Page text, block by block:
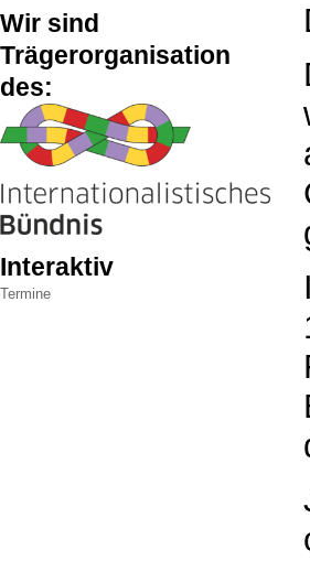
Wir sind
Trägerorganisation
des:
Interaktiv
Termine